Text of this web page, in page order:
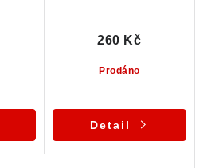
Prodáno
260 Kč
Detail